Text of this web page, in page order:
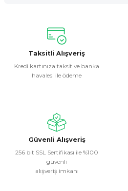
konularda yetersiz gördüğünüz
kullanarak tarafımıza iletebilirsiniz.
Görüş ve önerileriniz için teşekkür
Ürün resmi kalitesiz, bozuk veya
Ürün fiyatı diğer sitelerden daha
Bu ürüne benzer farklı alternatifler
Taksitli Alışveriş
Kredi kartınıza taksit ve banka
havalesi ile ödeme
Güvenli Alışveriş
256 bit SSL Sertifikası ile %100
güvenli
alışveriş imkanı